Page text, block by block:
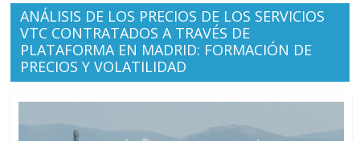
ANÁLISIS DE LOS PRECIOS DE LOS SERVICIOS
VTC CONTRATADOS A TRAVÉS DE
PLATAFORMA EN MADRID: FORMACIÓN DE
PRECIOS Y VOLATILIDAD